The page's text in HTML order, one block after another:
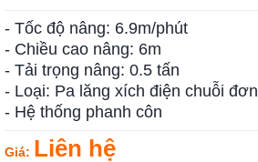
- Tốc độ nâng: 6.9m/phút
- Chiều cao nâng: 6m
- Tải trọng nâng: 0.5 tấn
- Loại: Pa lăng xích điện chuỗi đơn
- Hệ thống phanh côn
Giá: Liên hệ